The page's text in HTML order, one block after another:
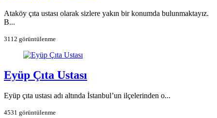
Ataköy çıta ustası olarak sizlere yakın bir konumda bulunmaktayız.
B...
3112 görüntülenme
Eyüp Çıta Ustası
Eyüp çıta ustası adı altında İstanbul’un ilçelerinden o...
4531 görüntülenme